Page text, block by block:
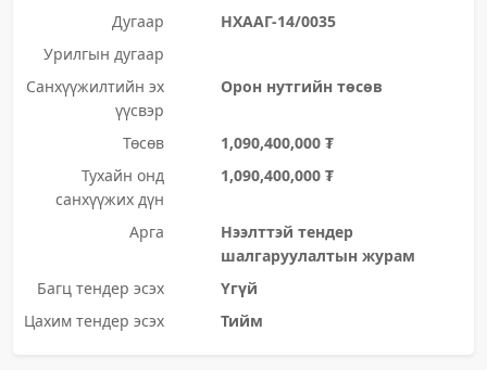
Дугаар
НХААГ-14/0035
Урилгын дугаар
Санхүүжилтийн эх
үүсвэр
Орон нутгийн төсөв
Төсөв
1,090,400,000 ₮
Тухайн онд
санхүүжих дүн
1,090,400,000 ₮
Арга
Нээлттэй тендер
шалгаруулалтын журам
Багц тендер эсэх
Үгүй
Цахим тендер эсэх
Тийм